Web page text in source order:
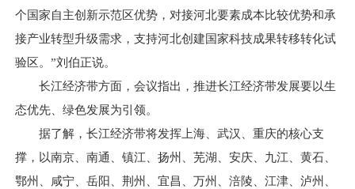
个国家自主创新示范区优势，对接河北要素成本比较优势和承
接产业转型升级需求，支持河北创建国家科技成果转移转化试
验区。”刘伯正说。
长江经济带方面，会议指出，推进长江经济带发展要以生
态优先、绿色发展为引领。
据了解，长江经济带将发挥上海、武汉、重庆的核心支
撑，以南京、南通、镇江、扬州、芜湖、安庆、九江、黄石、
鄂州、咸宁、岳阳、荆州、宜昌、万州、涪陵、江津、泸州、